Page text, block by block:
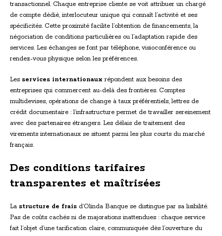
transactionnel. Chaque entreprise cliente se voit attribuer un chargé
de compte dédié, interlocuteur unique qui connaît l’activité et ses
spécificités. Cette proximité facilite l’obtention de financements, la
négociation de conditions particulières ou l’adaptation rapide des
services. Les échanges se font par téléphone, visioconférence ou
rendez-vous physique selon les préférences.
Les services internationaux répondent aux besoins des
entreprises qui commercent au-delà des frontières. Comptes
multidevises, opérations de change à taux préférentiels, lettres de
crédit documentaire : l’infrastructure permet de travailler sereinement
avec des partenaires étrangers. Les délais de traitement des
virements internationaux se situent parmi les plus courts du marché
français.
Des conditions tarifaires
transparentes et maîtrisées
La structure de frais d’Olinda Banque se distingue par sa lisibilité.
Pas de coûts cachés ni de majorations inattendues : chaque service
fait l’objet d’une tarification claire, communiquée dès l’ouverture du